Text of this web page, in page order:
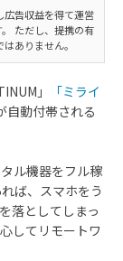
広告収益を得て運営
ただし、提携の有
ありません。
」
「ミライ
自動付帯される
ル機器をフル稼
ば、スマホをう
落としてしまっ
してリモートワ